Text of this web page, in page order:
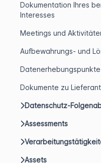
Dokumentation Ihres
Interesses
Meetings und
Aufbewahrungs- und
Datenerhebungspunkte
Dokumente zu
Datenschutz-
Assessments
Assets